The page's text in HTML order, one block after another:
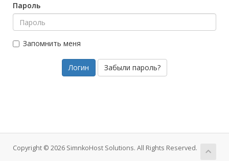
Пароль
Запомнить меня
Забыли пароль?
Copyright © 2026 SimnkoHost Solutions. All Rights Reserved.